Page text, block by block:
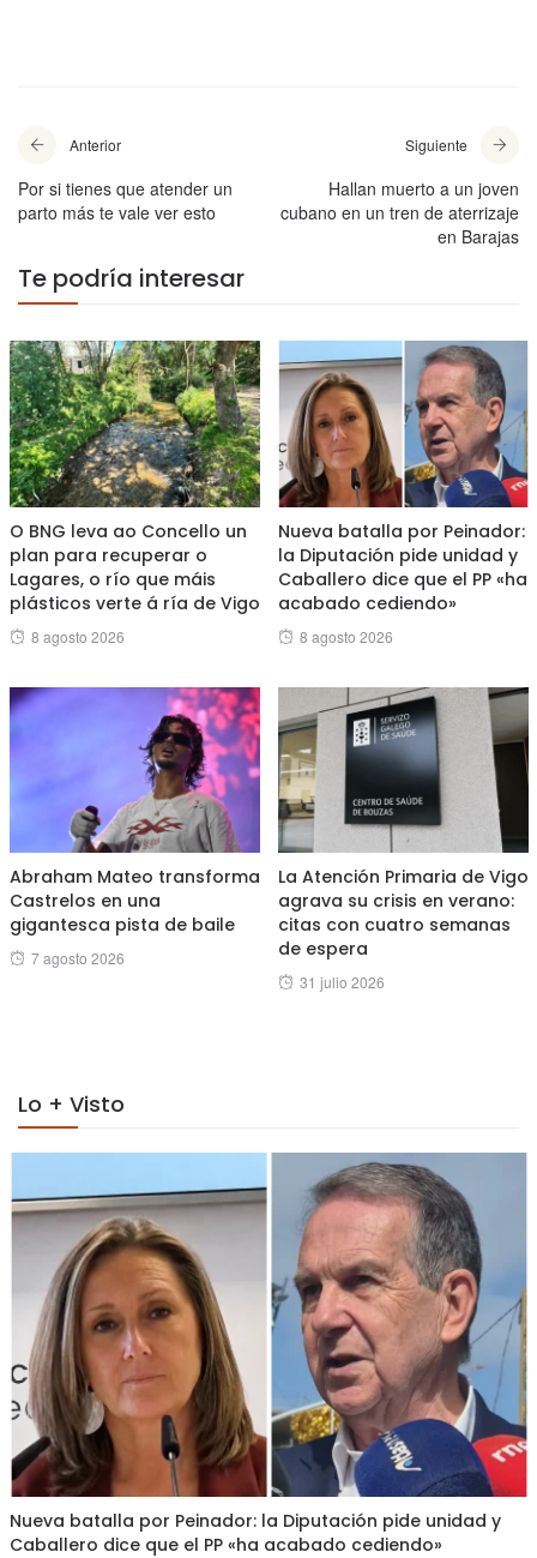
Anterior
Por si tienes que atender un
parto más te vale ver esto
Siguiente
Hallan muerto a un joven
cubano en un tren de aterrizaje
en Barajas
Te podría interesar
O BNG leva ao Concello un
plan para recuperar o
Lagares, o río que máis
plásticos verte á ría de Vigo
Posted
8 agosto 2026
Nueva batalla por Peinador:
la Diputación pide unidad y
Caballero dice que el PP «ha
acabado cediendo»
Posted
8 agosto 2026
Abraham Mateo transforma
Castrelos en una
gigantesca pista de baile
Posted
7 agosto 2026
La Atención Primaria de Vigo
agrava su crisis en verano:
citas con cuatro semanas
de espera
Posted
31 julio 2026
Lo + Visto
Nueva batalla por Peinador: la Diputación pide unidad y
Caballero dice que el PP «ha acabado cediendo»